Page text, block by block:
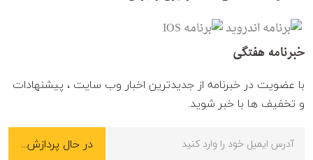
خبرنامه هفتگی
با عضویت در خبرنامه از جدیدترین اخبار وب سایت ، پیشنهادات
و تخفیف ها با خبر شوید.